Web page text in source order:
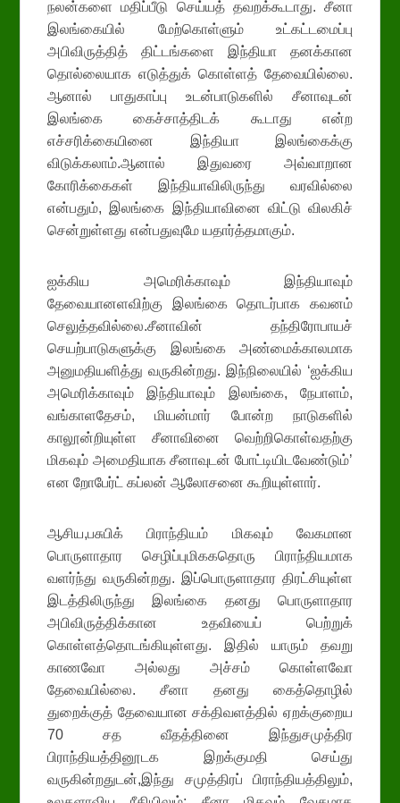
நலன்களை மதிப்பீடு செய்யத் தவறக்கூடாது. சீனா
இலங்கையில் மேற்கொள்ளும் உட்கட்டமைப்பு
அபிவிருத்தித் திட்டங்களை இந்தியா தனக்கான
தொல்லையாக எடுத்துக் கொள்ளத் தேவையில்லை.
ஆனால் பாதுகாப்பு உடன்பாடுகளில் சீனாவுடன்
இலங்கை கைச்சாத்திடக் கூடாது என்ற
எச்சரிக்கையினை இந்தியா இலங்கைக்கு
விடுக்கலாம்.ஆனால் இதுவரை அவ்வாறான
கோரிக்கைகள் இந்தியாவிலிருந்து வரவில்லை
என்பதும், இலங்கை இந்தியாவினை விட்டு விலகிச்
சென்றுள்ளது என்பதுவுமே யதார்த்தமாகும்.
ஐக்கிய அமெரிக்காவும் இந்தியாவும்
தேவையானளவிற்கு இலங்கை தொடர்பாக கவனம்
செலுத்தவில்லை.சீனாவின் தந்திரோபாயச்
செயற்பாடுகளுக்கு இலங்கை அண்மைக்காலமாக
அனுமதியளித்து வருகின்றது. இந்நிலையில் ‘ஐக்கிய
அமெரிக்காவும் இந்தியாவும் இலங்கை, நேபாளம்,
வங்காளதேசம், மியன்மார் போன்ற நாடுகளில்
காலூன்றியுள்ள சீனாவினை வெற்றிகொள்வதற்கு
மிகவும் அமைதியாக சீனாவுடன் போட்டியிடவேண்டும்’
என றோபேர்ட் கப்லன் ஆலோசனை கூறியுள்ளார்.
ஆசிய,பசுபிக் பிராந்தியம் மிகவும் வேகமான
பொருளாதார செழிப்புமிககதொரு பிராந்தியமாக
வளர்ந்து வருகின்றது. இப்பொருளாதார திரட்சியுள்ள
இடத்திலிருந்து இலங்கை தனது பொருளாதார
அபிவிருத்திக்கான உதவியைப் பெற்றுக்
கொள்ளத்தொடங்கியுள்ளது. இதில் யாரும் தவறு
காணவோ அல்லது அச்சம் கொள்ளவோ
தேவையில்லை. சீனா தனது கைத்தொழில்
துறைக்குத் தேவையான சக்திவளத்தில் ஏறக்குறைய
70 சத வீதத்தினை இந்துசமுத்திர
பிராந்தியத்தினூடக இறக்குமதி செய்து
வருகின்றதுடன்,இந்து சமுத்திரப் பிராந்தியத்திலும்,